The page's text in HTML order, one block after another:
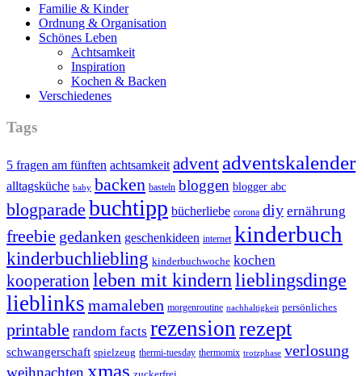
Familie & Kinder
Ordnung & Organisation
Schönes Leben
Achtsamkeit
Inspiration
Kochen & Backen
Verschiedenes
Tags
5 fragen am fünften achtsamkeit advent adventskalender
alltagsküche baby backen basteln bloggen blogger abc
blogparade buchtipp bücherliebe corona diy ernährung
freebie gedanken geschenkideen internet kinderbuch
kinderbuchliebling kinderbuchwoche kochen
kooperation leben mit kindernlieblingsdinge
lieblinks mamaleben morgenroutine nachhaltigkeit persönliches
printable random facts rezensionrezept
schwangerschaft spielzeug thermi-tuesday thermomix trotzphase verlosung
xmas